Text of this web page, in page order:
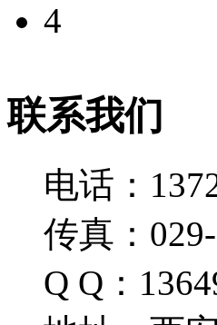
4
联系我们
电话：
传真：
Q Q：